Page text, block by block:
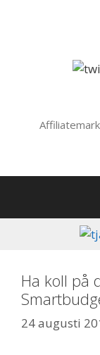
Ha koll på
24 augusti